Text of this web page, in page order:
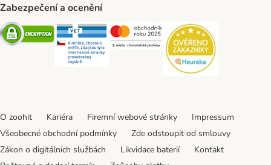
Zabezpečení a ocenění
Security Security Security
O zoohit Kariéra Firemní webové stránky
Impressum
Všeobecné obchodní podmínky
Zde odstoupit od smlouvy
Zákon o digitálních službách
Likvidace baterií
Kontakt